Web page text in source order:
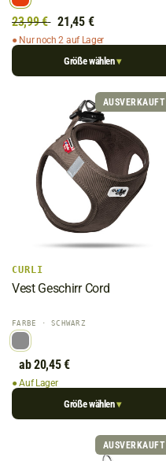
23,99 € 21,45 €
● Nur noch 2 auf Lager
Größe wählen▾
AUSVERKAUFT
CURLI
Vest Geschirr Cord
FARBE · SCHWARZ
ab 20,45 €
● Auf Lager
Größe wählen▾
AUSVERKAUFT